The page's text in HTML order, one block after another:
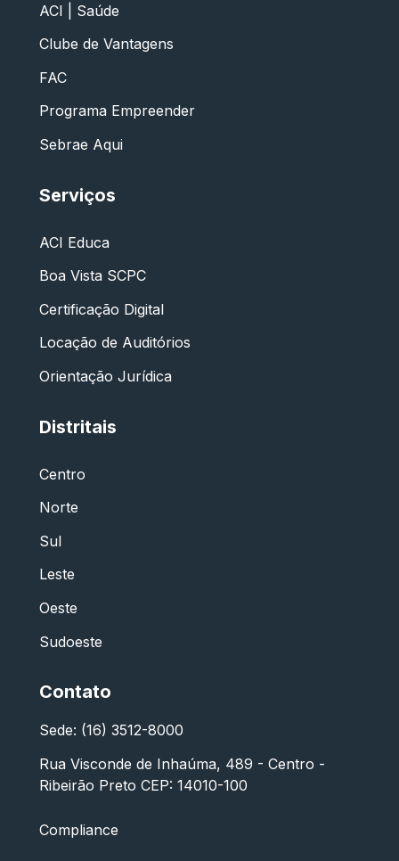
ACI | Saúde
Clube de Vantagens
FAC
Programa Empreender
Sebrae Aqui
Serviços
ACI Educa
Boa Vista SCPC
Certificação Digital
Locação de Auditórios
Orientação Jurídica
Distritais
Centro
Norte
Sul
Leste
Oeste
Sudoeste
Contato
Sede: (16) 3512-8000
Rua Visconde de Inhaúma, 489 - Centro -
Ribeirão Preto CEP: 14010-100
Compliance